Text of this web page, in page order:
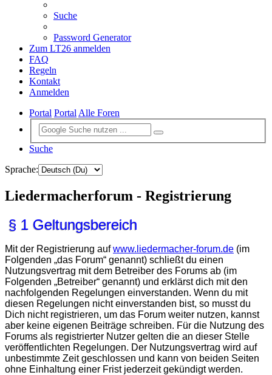
Suche
Password Generator
Zum LT26 anmelden
FAQ
Regeln
Kontakt
Anmelden
Portal PortalAlle Foren
Suche
Sprache:
Liedermacherforum - Registrierung
§ 1 Geltungsbereich
Mit der Registrierung aufwww.liedermacher-forum.de (im
Folgenden „das Forum“ genannt) schließt du einen
Nutzungsvertrag mit dem Betreiber des Forums ab (im
Folgenden „Betreiber“ genannt) und erklärst dich mit den
nachfolgenden Regelungen einverstanden. Wenn du mit
diesen Regelungen nicht einverstanden bist, so musst du
Dich nicht registrieren, um das Forum weiter nutzen, kannst
aber keine eigenen Beiträge schreiben. Für die Nutzung des
Forums als registrierter Nutzer gelten die an dieser Stelle
veröffentlichten Regelungen. Der Nutzungsvertrag wird auf
unbestimmte Zeit geschlossen und kann von beiden Seiten
ohne Einhaltung einer Frist jederzeit gekündigt werden.